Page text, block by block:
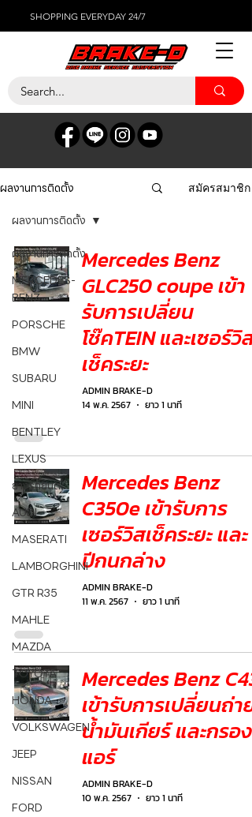
SHOPPING EVERYDAY 24/7
ผลงานการติดตั้ง สมัครสมาชิก
ผลงานการติดตั้ง
MERCEDES-
BENZ
PORSCHE
BMW
SUBARU
MINI
BENTLEY
LEXUS
ยางรถยนต์
AUDI
MASERATI
LAMBORGHINI
GTR R35
MAHLE
MAZDA
TOYOTA
HONDA
VOLKSWAGEN
JEEP
NISSAN
FORD
ผลงานการติดตั้ง
Mercedes Benz
GLC250 coupe เข้า
รับการเปลี่ยน
โช๊คTEIN และเซอร์วิส
เช็คระยะ
ADMIN BRAKE-D
14 พ.ค. 2567
ยาว 1 นาที
Mercedes Benz
C350e เข้ารับการ
เซอร์วิสเช็คระยะ และ
ปีกนกล่าง
ADMIN BRAKE-D
11 พ.ค. 2567
ยาว 1 นาที
Mercedes Benz C43
เข้ารับการเปลี่ยนถ่าย
น้ำมันเกียร์ และกรอง
แอร์
ADMIN BRAKE-D
10 พ.ค. 2567
ยาว 1 นาที